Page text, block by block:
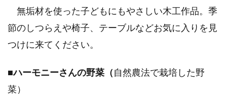
無垢材を使った子どもにもやさしい木工作品。季
節のしつらえや椅子、テーブルなどお気に入りを見
つけに来てください。
■ハーモニーさんの野菜（自然農法で栽培した野
菜）